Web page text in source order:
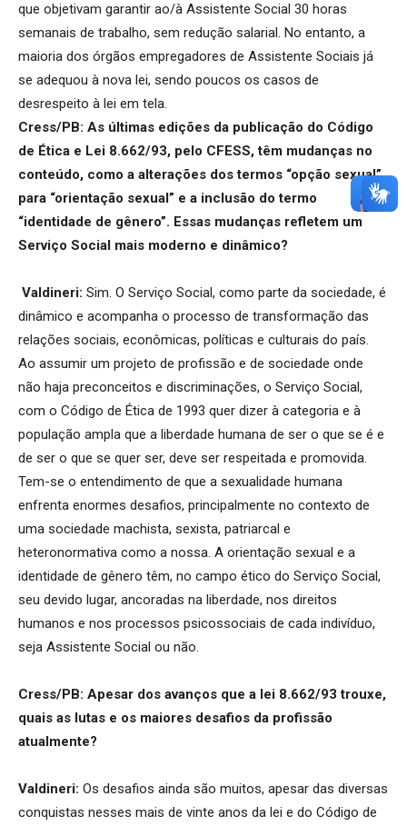
que objetivam garantir ao/à Assistente Social 30 horas
semanais de trabalho, sem redução salarial. No entanto, a
maioria dos órgãos empregadores de Assistente Sociais já
se adequou à nova lei, sendo poucos os casos de
desrespeito à lei em tela.
Cress/PB: As últimas edições da publicação do Código
de Ética e Lei 8.662/93, pelo CFESS, têm mudanças no
conteúdo, como a alterações dos termos “opção sexual”,
para “orientação sexual” e a inclusão do termo
“identidade de gênero”. Essas mudanças refletem um
Serviço Social mais moderno e dinâmico?
Valdineri: Sim. O Serviço Social, como parte da sociedade, é
dinâmico e acompanha o processo de transformação das
relações sociais, econômicas, políticas e culturais do país.
Ao assumir um projeto de profissão e de sociedade onde
não haja preconceitos e discriminações, o Serviço Social,
com o Código de Ética de 1993 quer dizer à categoria e à
população ampla que a liberdade humana de ser o que se é e
de ser o que se quer ser, deve ser respeitada e promovida.
Tem-se o entendimento de que a sexualidade humana
enfrenta enormes desafios, principalmente no contexto de
uma sociedade machista, sexista, patriarcal e
heteronormativa como a nossa. A orientação sexual e a
identidade de gênero têm, no campo ético do Serviço Social,
seu devido lugar, ancoradas na liberdade, nos direitos
humanos e nos processos psicossociais de cada indivíduo,
seja Assistente Social ou não.
Cress/PB: Apesar dos avanços que a lei 8.662/93 trouxe,
quais as lutas e os maiores desafios da profissão
atualmente?
Valdineri: Os desafios ainda são muitos, apesar das diversas
conquistas nesses mais de vinte anos da lei e do Código de